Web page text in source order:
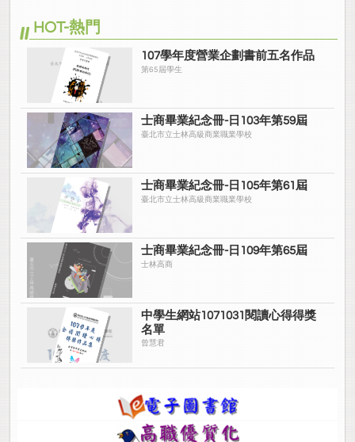
HOT-熱門
107學年度營業企劃書前五名作品
第65屆學生
士商畢業紀念冊-日103年第59屆
臺北市立士林高級商業職業學校
士商畢業紀念冊-日105年第61屆
臺北市立士林高級商業職業學校
士商畢業紀念冊-日109年第65屆
士林高商
中學生網站1071031閱讀心得得獎
名單
曾慧君